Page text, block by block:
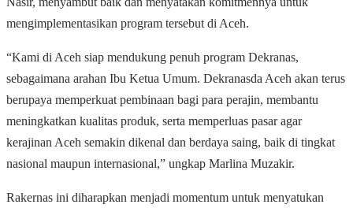
mengimplementasikan program tersebut di Aceh.
“Kami di Aceh siap mendukung penuh program Dekranas,
sebagaimana arahan Ibu Ketua Umum. Dekranasda Aceh akan terus
berupaya memperkuat pembinaan bagi para perajin, membantu
meningkatkan kualitas produk, serta memperluas pasar agar
kerajinan Aceh semakin dikenal dan berdaya saing, baik di tingkat
nasional maupun internasional,” ungkap Marlina Muzakir.
Rakernas ini diharapkan menjadi momentum untuk menyatukan